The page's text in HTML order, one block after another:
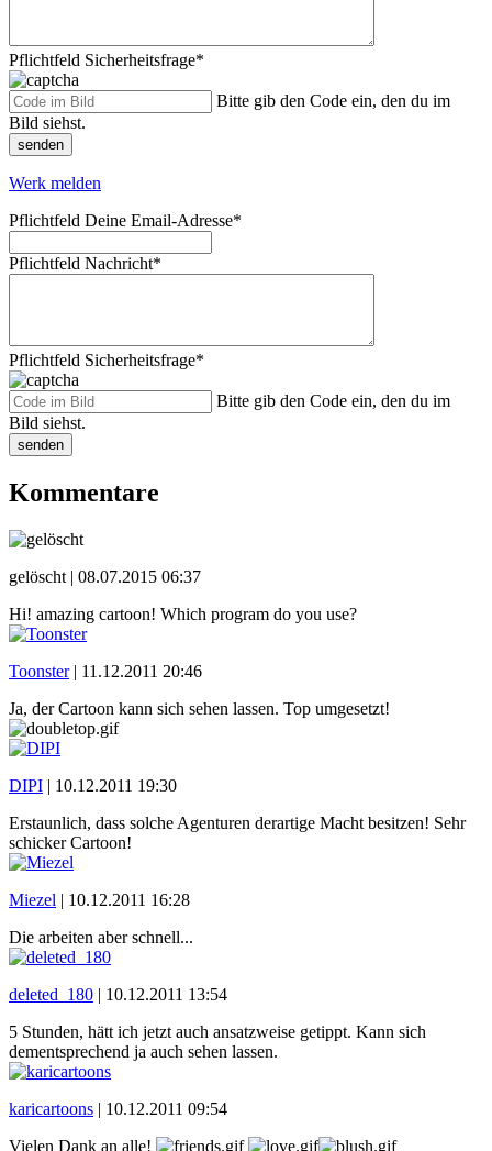
Pflichtfeld Sicherheitsfrage*
Bitte gib den Code ein, den du im
Bild siehst.
senden
Werk melden
Pflichtfeld Deine Email-Adresse*
Pflichtfeld Nachricht*
Pflichtfeld Sicherheitsfrage*
Bitte gib den Code ein, den du im
Bild siehst.
senden
Kommentare
gelöscht | 08.07.2015 06:37
Hi! amazing cartoon! Which program do you use?
Toonster| 11.12.2011 20:46
Ja, der Cartoon kann sich sehen lassen. Top umgesetzt!
DIPI | 10.12.2011 19:30
Erstaunlich, dass solche Agenturen derartige Macht besitzen! Sehr
schicker Cartoon!
Miezel | 10.12.2011 16:28
Die arbeiten aber schnell...
deleted_180 | 10.12.2011 13:54
5 Stunden, hätt ich jetzt auch ansatzweise getippt. Kann sich
dementsprechend ja auch sehen lassen.
karicartoons | 10.12.2011 09:54
Vielen Dank an alle!